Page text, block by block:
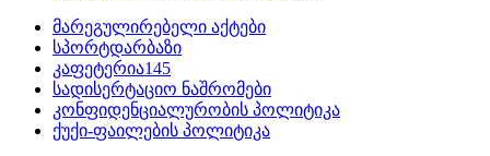
მარეგულირებელი აქტები
სპორტდარბაზი
კაფეტერია145
სადისერტაციო ნაშრომები
კონფიდენციალურობის პოლიტიკა
ქუქი-ფაილების პოლიტიკა